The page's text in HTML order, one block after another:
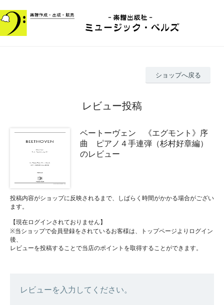
ショップへ戻る
レビュー投稿
ベートーヴェン 《エグモント》序
曲 ピアノ４手連弾（杉村好章編）
のレビュー
投稿内容がショップに反映されるまで、しばらく時間がかかる場合がござい
ます。
【現在ログインされておりません】
※当ショップで会員登録をされているお客様は、トップページよりログイン
後、
レビューを投稿することで当店のポイントを取得することができます。
レビューを入力してください。